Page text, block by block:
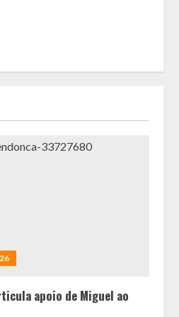
apoio de Miguel ao